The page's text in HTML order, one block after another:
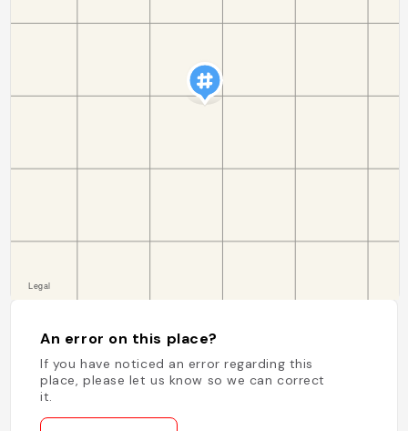
An error on this place?
If you have noticed an error regarding this
place, please let us know so we can correct
it.